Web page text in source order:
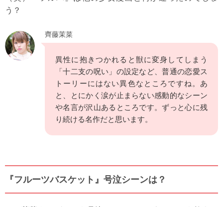
う？
齊藤茉菜
異性に抱きつかれると獣に変身してしまう
「十二支の呪い」の設定など、普通の恋愛ス
トーリーにはない異色なところですね。あ
と、とにかく涙が止まらない感動的なシーン
や名言が沢山あるところです。ずっと心に残
り続ける名作だと思います。
『フルーツバスケット』号泣シーンは？